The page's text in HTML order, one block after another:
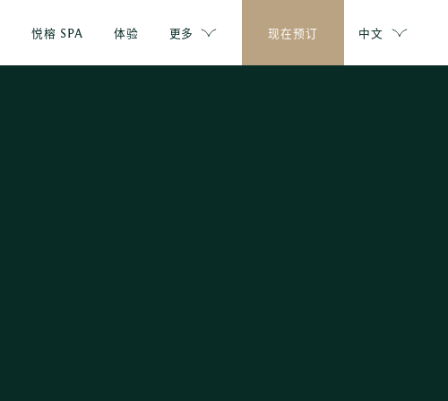
悦榕 SPA 体验 更多 现在预订 中文